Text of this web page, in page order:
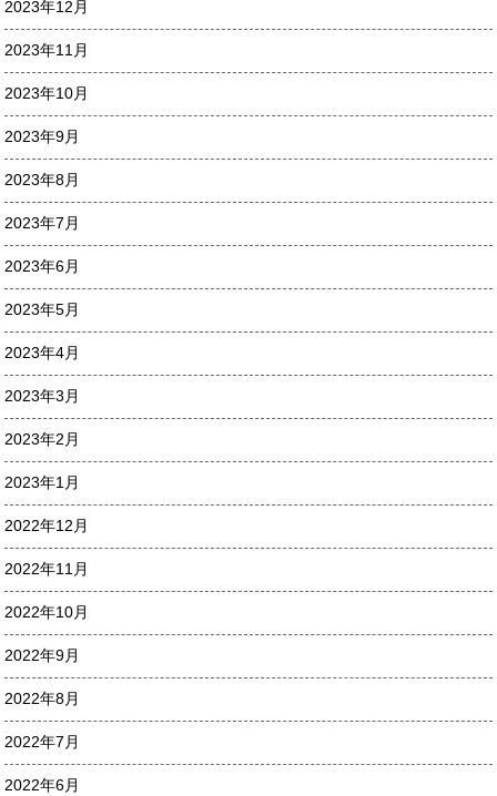
2023年12月
2023年11月
2023年10月
2023年9月
2023年8月
2023年7月
2023年6月
2023年5月
2023年4月
2023年3月
2023年2月
2023年1月
2022年12月
2022年11月
2022年10月
2022年9月
2022年8月
2022年7月
2022年6月